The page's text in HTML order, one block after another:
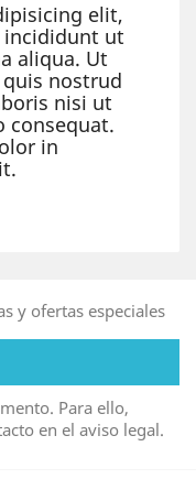
elit,
incididunt ut
aliqua. Ut
nostrud
nisi ut
consequat.
in
y ofertas especiales
Para ello,
en el aviso legal.